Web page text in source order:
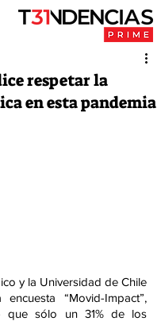
respetar la
en esta pandemia
y la Universidad de Chile
“Movid-Impact”,
que sólo un 31% de los